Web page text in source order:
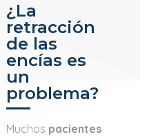
¿La
retracción
de las
encías es
un
problema?
Muchos pacientes